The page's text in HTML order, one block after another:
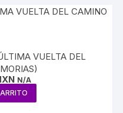
VUELTA DEL
N/A